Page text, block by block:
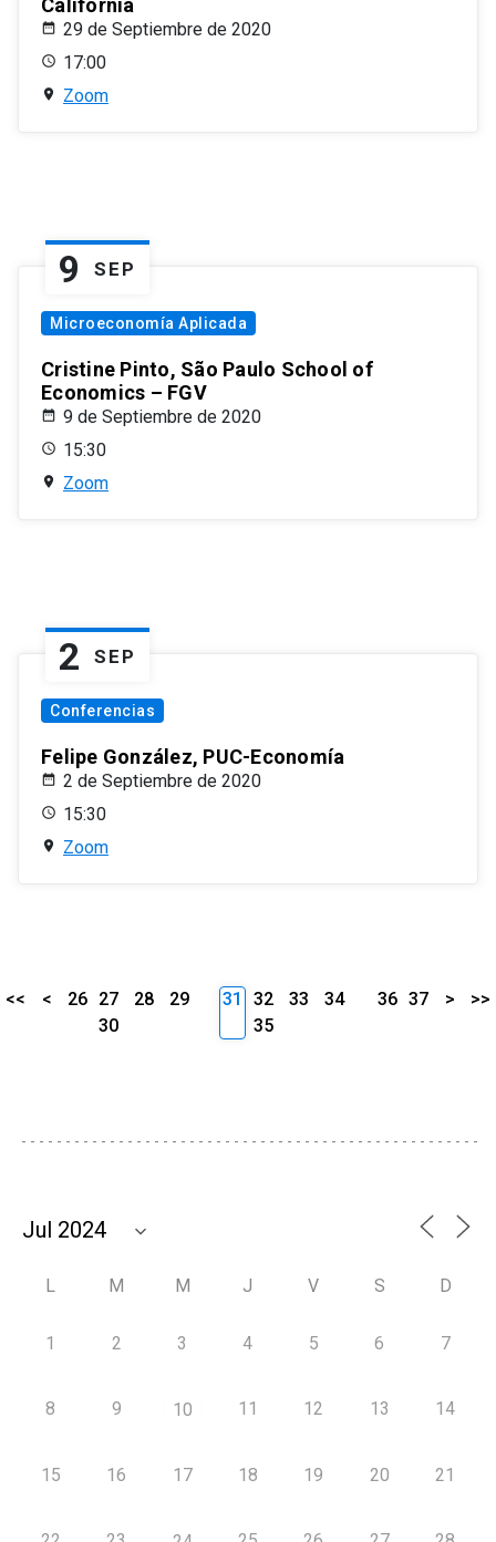
California
29 de Septiembre de 2020
17:00
Zoom
9 SEP
Microeconomía Aplicada
Cristine Pinto, São Paulo School of
Economics – FGV
9 de Septiembre de 2020
15:30
Zoom
2 SEP
Conferencias
Felipe González, PUC-Economía
2 de Septiembre de 2020
15:30
Zoom
<< < 26 27 28
29
30
31 32 33
34
35
36 37 > >>
L M M J V S D
1 2 3 4 5 6 7
8 9 10 11 12 13 14
15 16 17 18 19 20 21